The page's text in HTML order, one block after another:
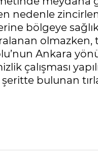
nedenle
bölgeye
Ankara
çalışması
bulunan